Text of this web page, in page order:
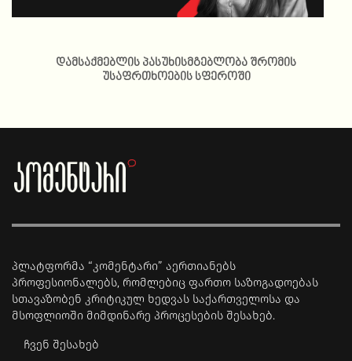
დამსაქმებლის პასუხისმგებლობა შრომის
უსაფრთხოების სფეროში
პლატფორმა “კომენტარი” აერთიანებს
პროფესიონალებს, რომლებიც ფართო საზოგადოებას
სთავაზობენ კრიტიკულ ხედვას საქართველოსა და
მსოფლიოში მიმდინარე პროცესების შესახებ.
ჩვენ შესახებ